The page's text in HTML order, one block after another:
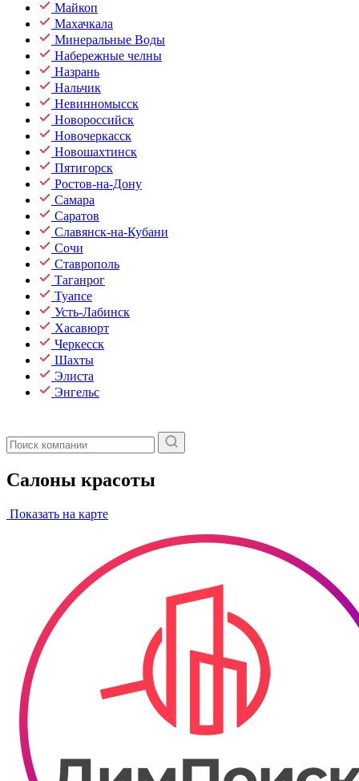
Майкоп
Махачкала
Минеральные Воды
Набережные челны
Назрань
Нальчик
Невинномысск
Новороссийск
Новочеркасск
Новошахтинск
Пятигорск
Ростов-на-Дону
Самара
Саратов
Славянск-на-Кубани
Сочи
Ставрополь
Таганрог
Туапсе
Усть-Лабинск
Хасавюрт
Черкесск
Шахты
Элиста
Энгельс
Салоны красоты
Показать на карте